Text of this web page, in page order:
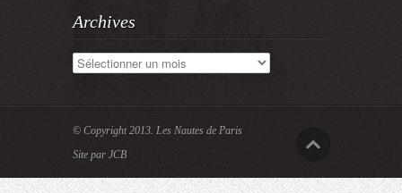
Archives
Archives
© Copyright 2013. Les Nautes de Paris
Site par JCB